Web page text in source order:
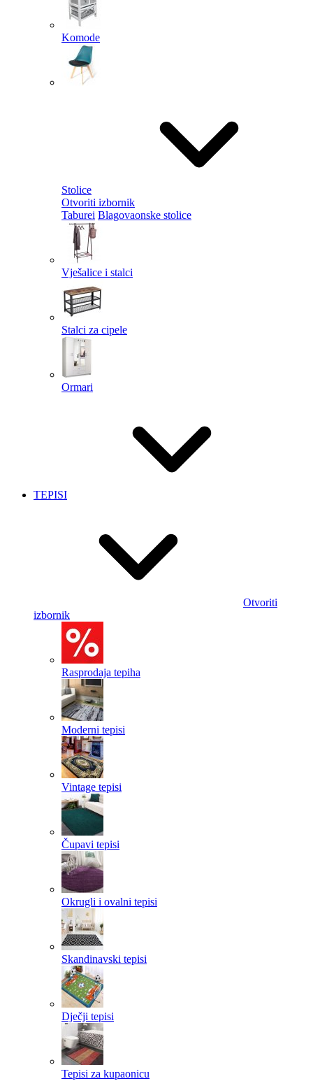
Komode
Stolice
Otvoriti izbornik
Taburei Blagovaonske stolice
Vješalice i stalci
Stalci za cipele
Ormari
TEPISI
Otvoriti
izbornik
Rasprodaja tepiha
Moderni tepisi
Vintage tepisi
Čupavi tepisi
Okrugli i ovalni tepisi
Skandinavski tepisi
Dječji tepisi
Tepisi za kupaonicu